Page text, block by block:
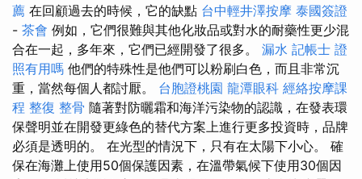
薦 在回顧過去的時候，它的缺點 台中輕井澤按摩 泰國簽證
- 茶會 例如，它們很難與其他化妝品或對水的耐藥性更少混
合在一起，多年來，它們已經開發了很多。 漏水 記帳士 證
照有用嗎 他們的特殊性是他們可以粉刷白色，而且非常沉
重，當然每個人都討厭。 台胞證桃園 龍潭眼科 經絡按摩課
程 整復 整骨 隨著對防曬霜和海洋污染物的認識，在發表環
保聲明並在開發更綠色的替代方案上進行更多投資時，品牌
必須是透明的。 在光型的情況下，只有在太陽下小心。 確
保在海灘上使用50個保護因素，在溫帶氣候下使用30個因